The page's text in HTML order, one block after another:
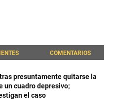
COMENTARIOS
presuntamente quitarse la
un cuadro depresivo;
el caso